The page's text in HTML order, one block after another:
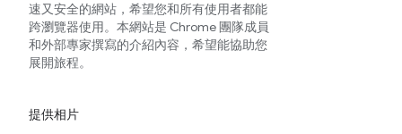
速又安全的網站，希望您和所有使用者都能
跨瀏覽器使用。本網站是 Chrome 團隊成員
和外部專家撰寫的介紹內容，希望能協助您
展開旅程。
提供相片